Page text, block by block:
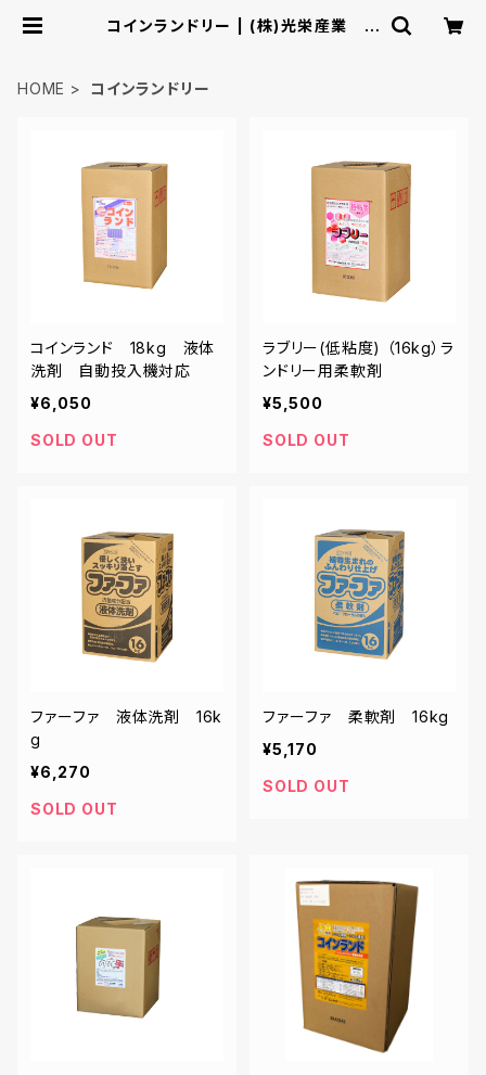
コインランドリー | (株)光栄産業 シ
HOME コインランドリー
コインランド 18kg 液体
洗剤 自動投入機対応
¥6,050
SOLD OUT
ラブリー(低粘度) （16kg）ラ
ンドリー用柔軟剤
¥5,500
SOLD OUT
ファーファ 液体洗剤 16k
g
¥6,270
SOLD OUT
ファーファ 柔軟剤 16kg
¥5,170
SOLD OUT